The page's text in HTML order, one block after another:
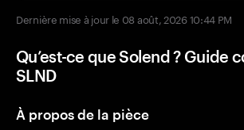
Dernière mise à jour le 08 août, 2026 10:44 PM
Qu’est-ce que Solend ? Guide
SLND
À propos de la pièce